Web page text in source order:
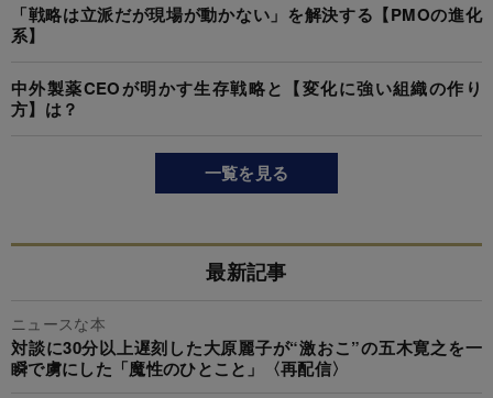
「戦略は立派だが現場が動かない」を解決する【PMOの進化
系】
中外製薬CEOが明かす生存戦略と【変化に強い組織の作り
方】は？
一覧を見る
最新記事
ニュースな本
対談に30分以上遅刻した大原麗子が“激おこ”の五木寛之を一
瞬で虜にした「魔性のひとこと」〈再配信〉